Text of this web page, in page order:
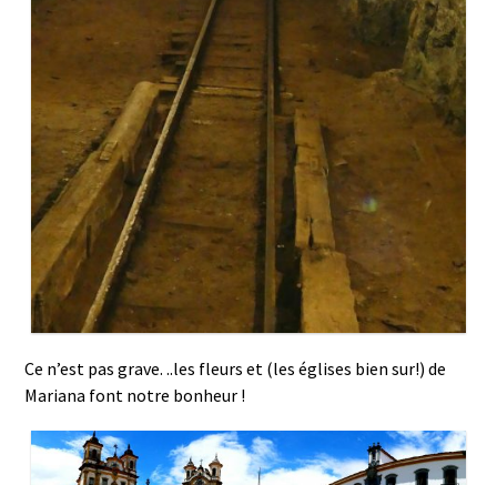
Ce n’est pas grave. ..les fleurs et (les églises bien sur!) de
Mariana font notre bonheur !